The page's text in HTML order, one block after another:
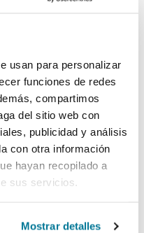
usan para personalizar
funciones de redes
compartimos
del sitio web con
publicidad y análisis
con otra información
hayan recopilado a
sus servicios.
Mostrar detalles
quién deberías
de tu familia
11, 1 Timoteo 5:8).
y fortalecida
9).
incluyendo,
o a tu movimiento